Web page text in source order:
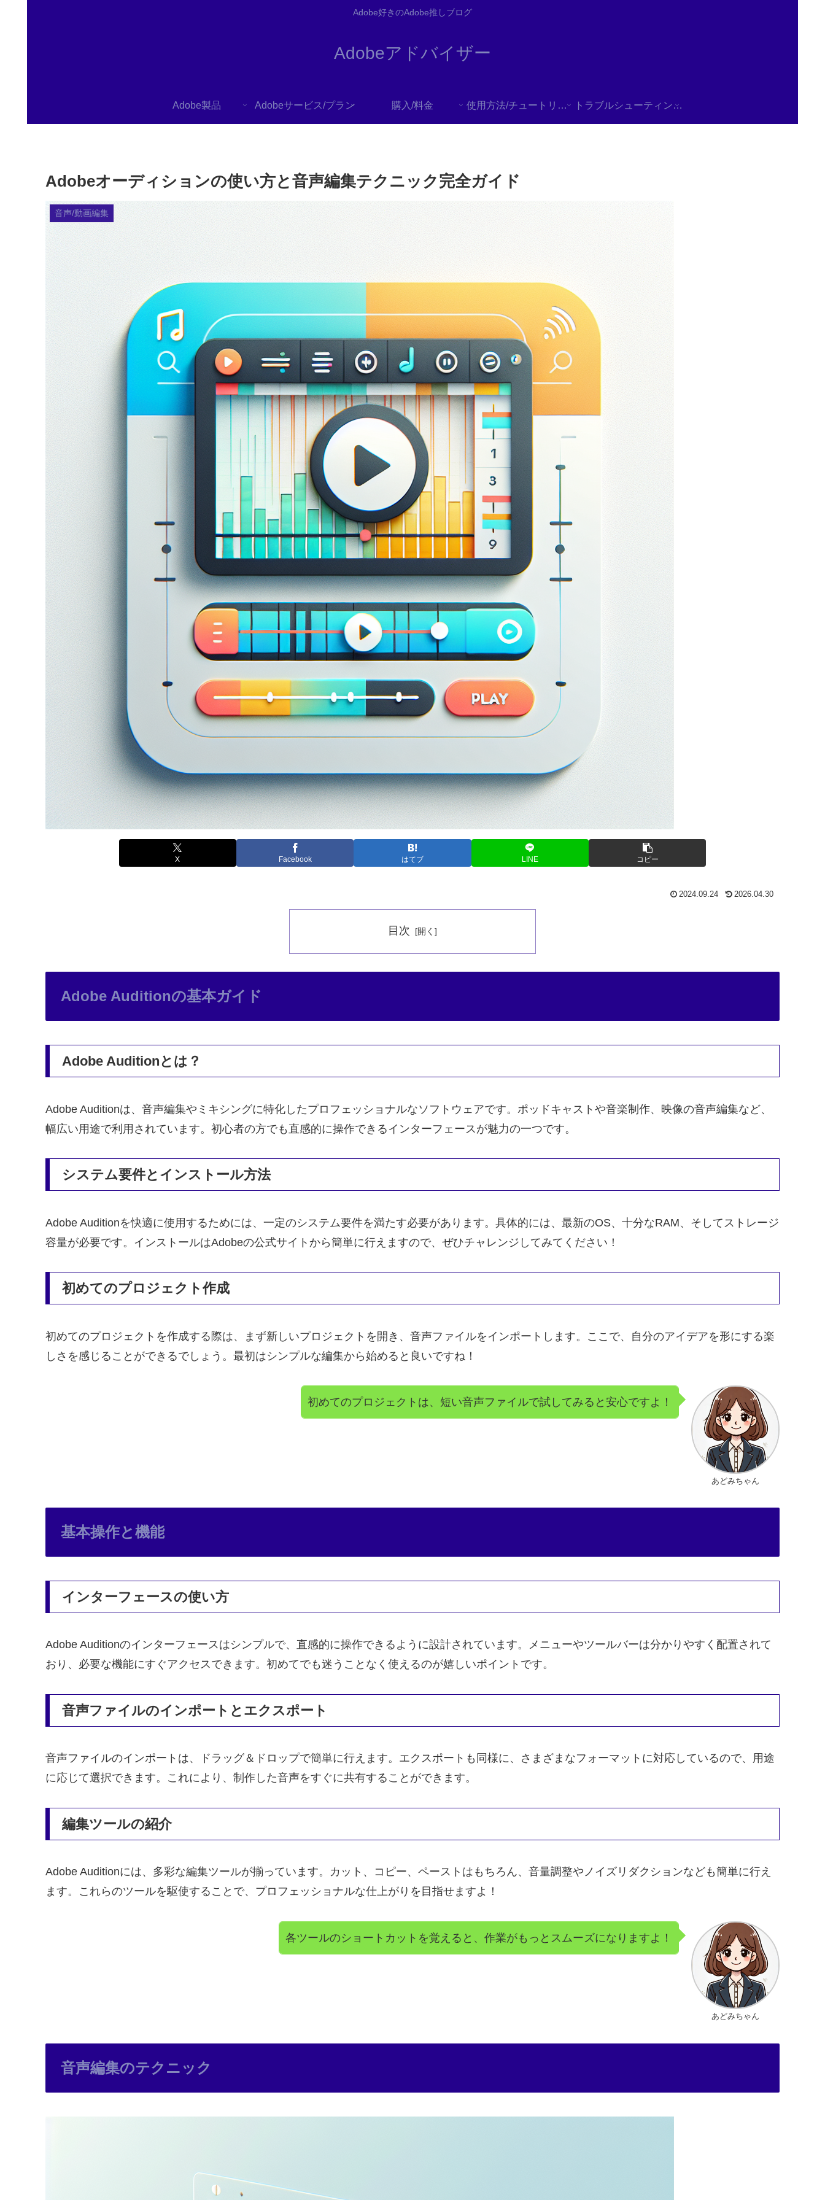
Adobe好きのAdobe推しブログ
Adobeアドバイザー
Adobe製品 Adobeサービス/プラン 購入/料金 使用方法/チュートリアル トラブルシューティング/FAQ
Adobeオーディションの使い方と音声編集テクニック完全ガイド
音声/動画編集
X Facebook はてブ LINE コピー
2024.09.24 2026.04.30
目次
Adobe Auditionの基本ガイド
Adobe Auditionとは？
Adobe Auditionは、音声編集やミキシングに特化したプロフェッショナルなソフトウェアです。ポッドキャストや音楽制作、映像の音声編集など、
幅広い用途で利用されています。初心者の方でも直感的に操作できるインターフェースが魅力の一つです。
システム要件とインストール方法
Adobe Auditionを快適に使用するためには、一定のシステム要件を満たす必要があります。具体的には、最新のOS、十分なRAM、そしてストレージ
容量が必要です。インストールはAdobeの公式サイトから簡単に行えますので、ぜひチャレンジしてみてください！
初めてのプロジェクト作成
初めてのプロジェクトを作成する際は、まず新しいプロジェクトを開き、音声ファイルをインポートします。ここで、自分のアイデアを形にする楽
しさを感じることができるでしょう。最初はシンプルな編集から始めると良いですね！
あどみちゃん
初めてのプロジェクトは、短い音声ファイルで試してみると安心ですよ！
基本操作と機能
インターフェースの使い方
Adobe Auditionのインターフェースはシンプルで、直感的に操作できるように設計されています。メニューやツールバーは分かりやすく配置されて
おり、必要な機能にすぐアクセスできます。初めてでも迷うことなく使えるのが嬉しいポイントです。
音声ファイルのインポートとエクスポート
音声ファイルのインポートは、ドラッグ＆ドロップで簡単に行えます。エクスポートも同様に、さまざまなフォーマットに対応しているので、用途
に応じて選択できます。これにより、制作した音声をすぐに共有することができます。
編集ツールの紹介
Adobe Auditionには、多彩な編集ツールが揃っています。カット、コピー、ペーストはもちろん、音量調整やノイズリダクションなども簡単に行え
ます。これらのツールを駆使することで、プロフェッショナルな仕上がりを目指せますよ！
あどみちゃん
各ツールのショートカットを覚えると、作業がもっとスムーズになりますよ！
音声編集のテクニック